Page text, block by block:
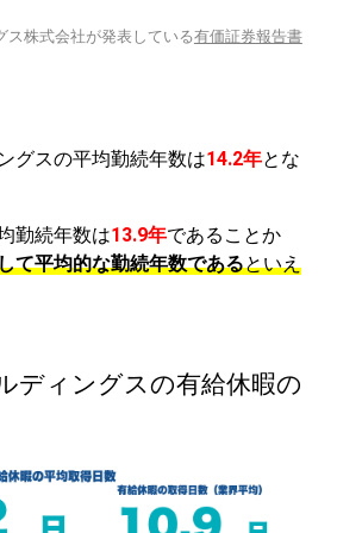
ス株式会社が発表している有価証券報告書
グスの平均勤続年数は14.2年とな
勤続年数は13.9年であることか
て平均的な勤続年数であるといえ
ディングスの有給休暇の